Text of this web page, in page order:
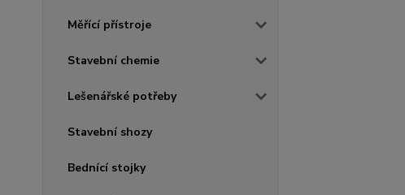
Měřící přístroje
Stavební chemie
Lešenářské potřeby
Stavební shozy
Bednící stojky